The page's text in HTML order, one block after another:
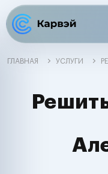
ГЛАВНАЯ УСЛУГИ